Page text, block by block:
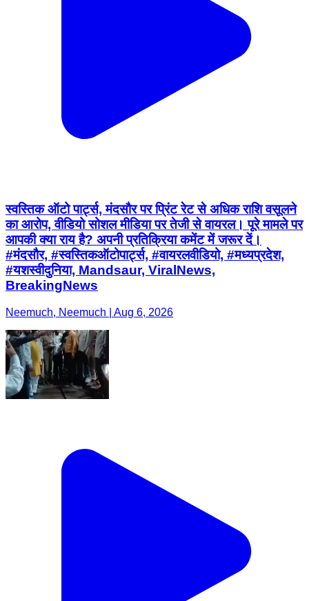
स्वस्तिक ऑटो पार्ट्स, मंदसौर पर प्रिंट रेट से अधिक राशि वसूलने
का आरोप, वीडियो सोशल मीडिया पर तेजी से वायरल। पूरे मामले पर
आपकी क्या राय है? अपनी प्रतिक्रिया कमेंट में जरूर दें।
#मंदसौर, #स्वस्तिकऑटोपार्ट्स, #वायरलवीडियो, #मध्यप्रदेश,
#यशस्वीदुनिया, Mandsaur, ViralNews,
BreakingNews
Neemuch, Neemuch | Aug 6, 2026